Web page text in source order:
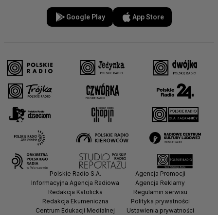
Google Play App Store
Polskie Radio S.A.
Informacyjna Agencja Radiowa
Redakcja Katolicka
Redakcja Ekumeniczna
Centrum Edukacji Medialnej
Agencja Promocji
Agencja Reklamy
Regulamin serwisu
Polityka prywatności
Ustawienia prywatności